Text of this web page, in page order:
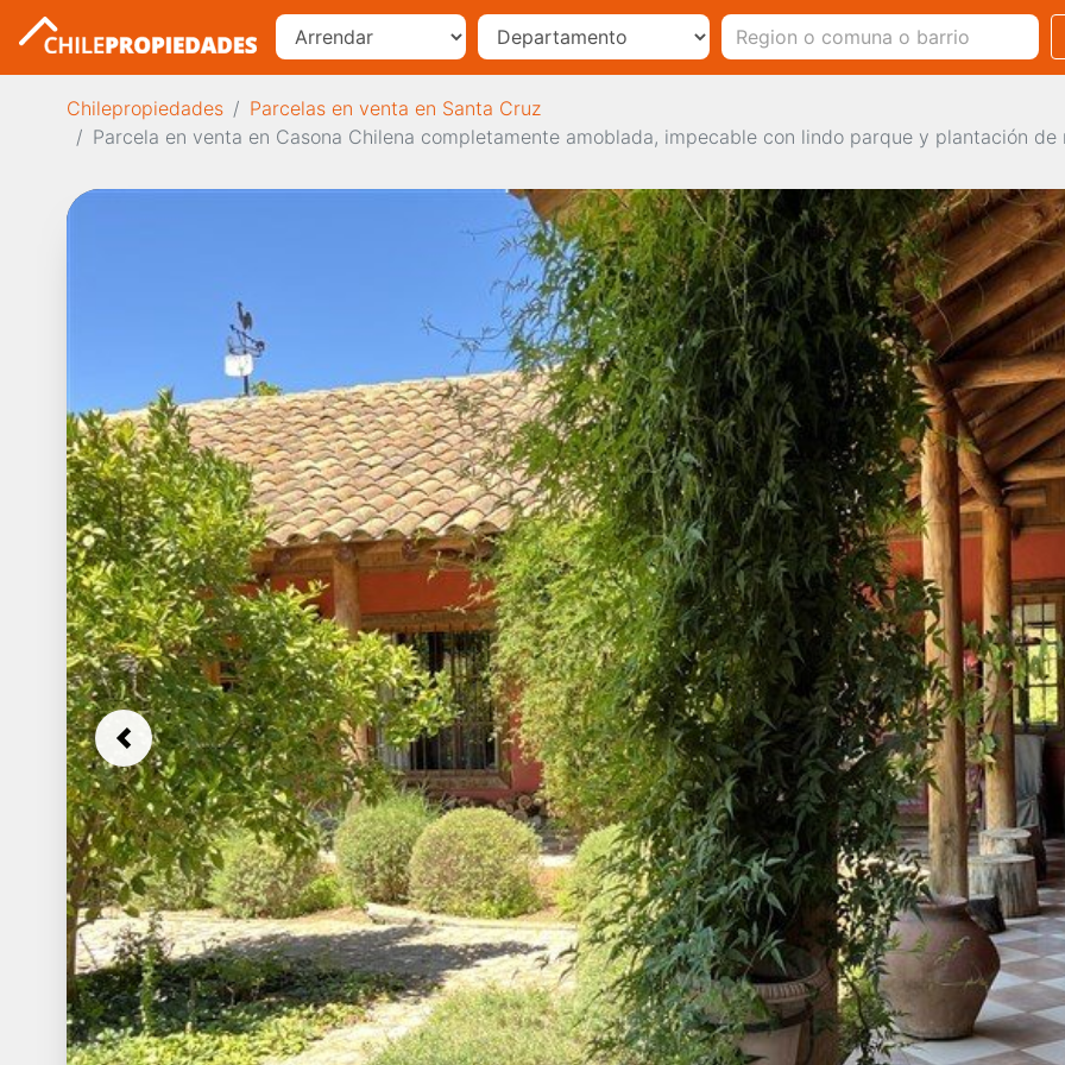
Chilepropiedades
Parcelas en venta en Santa Cruz
Parcela en venta en Casona Chilena completamente amoblada, impecable con lindo parque y plantación de
Previous